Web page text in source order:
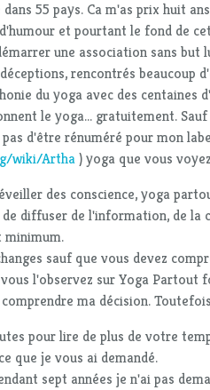
55 pays. Ca m'as prix huit
et pourtant le fond de
une association sans but
rencontrés
du yoga avec des centaines
le yoga... gratuitement.
pas d'être rénuméré pour mon
wiki/Artha) yoga que vous
des conscience, yoga
diffuser de l'information, de la
minimum.
sauf que vous devez
l'observez sur Yoga Partout
ma décision.
pour lire de plus de votre
que je vous ai demandé.
sept années je n'ai pas